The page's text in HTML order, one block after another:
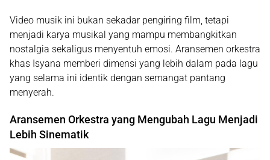
Video musik ini bukan sekadar pengiring film, tetapi
menjadi karya musikal yang mampu membangkitkan
nostalgia sekaligus menyentuh emosi. Aransemen orkestra
khas Isyana memberi dimensi yang lebih dalam pada lagu
yang selama ini identik dengan semangat pantang
menyerah.
Aransemen Orkestra yang Mengubah Lagu Menjadi
Lebih Sinematik